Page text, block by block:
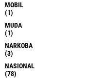
MOBIL
(1)
MUDA
(1)
NARKOBA
(3)
NASIONAL
(78)